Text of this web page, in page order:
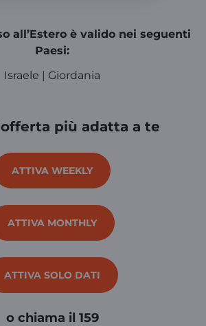
all’Estero è valido nei seguenti
Paesi:
Israele | Giordania
più adatta a te
ATTIVA WEEKLY
ATTIVA MONTHLY
ATTIVA SOLO DATI
o chiama il 159